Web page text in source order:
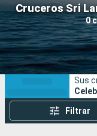
Cruceros Sri
0
Nuestros
Fecha de salida
Puertos
Sus
Filtrar